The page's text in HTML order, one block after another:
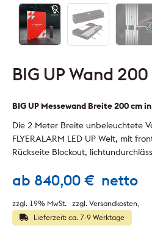
BIG UP Wand 200
ab 840,00 € netto
zzgl. 19% MwSt. zzgl. Versandkosten
Lieferzeit: ca. 7-9 Werktage
BIG UP Messewand Breite 200 cm
Die 2 Meter Breite unbeleuchtete
FLYERALARM LED UP Welt, mit
Rückseite Blockout,